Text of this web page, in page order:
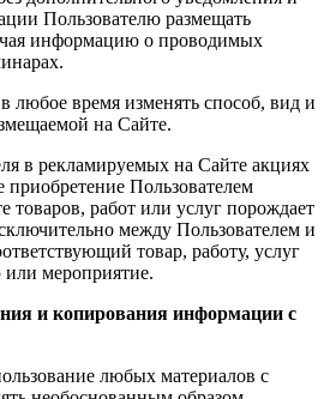
Пользователю размещать
информацию о проводимых
любое время изменять способ, вид и
на Сайте.
в рекламируемых на Сайте акциях
приобретение Пользователем
товаров, работ или услуг порождает
между Пользователем и
товар, работу, услуг
мероприятие.
и копирования информации с
любых материалов с